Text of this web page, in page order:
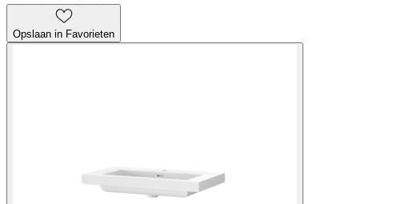
Opslaan in Favorieten